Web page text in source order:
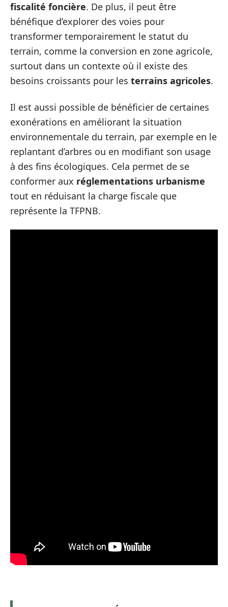
fiscalité foncière. De plus, il peut être
bénéfique d’explorer des voies pour
transformer temporairement le statut du
terrain, comme la conversion en zone agricole,
surtout dans un contexte où il existe des
besoins croissants pour les terrains agricoles.
Il est aussi possible de bénéficier de certaines
exonérations en améliorant la situation
environnementale du terrain, par exemple en le
replantant d’arbres ou en modifiant son usage
à des fins écologiques. Cela permet de se
conformer aux réglementations urbanisme
tout en réduisant la charge fiscale que
représente la TFPNB.